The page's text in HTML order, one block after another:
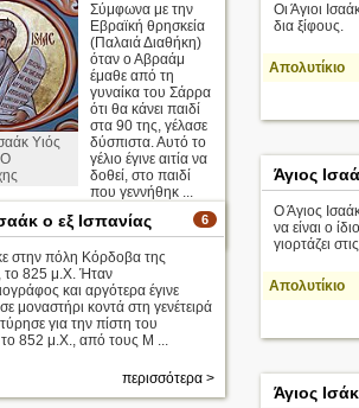
Υιός
Σύμφωνα με την
Εβραϊκή θρησκεία
(Παλαιά Διαθήκη)
όταν ο Αβραάμ
έμαθε από τη
γυναίκα του Σάρρα
ότι θα κάνει παιδί
στα 90 της, γέλασε
δύσπιστα. Αυτό το
γέλιο έγινε αιτία να
δοθεί, στο παιδί
που γεννήθηκ ...
περισσότερα >
Οι Άγιοι
δια ξίφους.
Απολυτίκιο
Άγιος
Ο Άγιος
να είναι ο
γιορτάζει
Απολυτίκιο
6
ο εξ Ισπανίας
στην πόλη Κόρδοβα της
το 825 μ.Χ. Ήταν
και αργότερα έγινε
μοναστήρι κοντά στη γενέτειρά
για την πίστη του
το 852 μ.Χ., από τους Μ ...
περισσότερα >
Άγιος